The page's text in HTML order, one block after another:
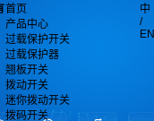
首页
产品中心
过载保护开关
过载保护器
翘板开关
拨动开关
迷你拨动开关
拨码开关
中
/
EN